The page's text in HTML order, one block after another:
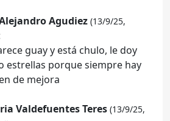
Agudiez (13/9/25,
guay y está chulo, le doy
estrellas porque siempre hay
de mejora
Valdefuentes Teres (13/9/25,